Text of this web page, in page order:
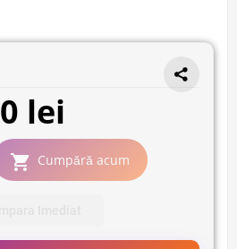
0 lei
Cumpără acum